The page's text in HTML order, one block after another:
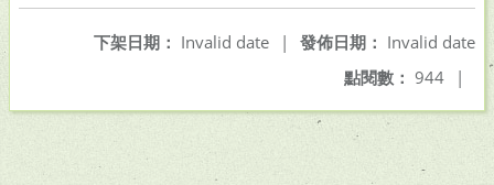
發佈日期： Invalid date
下架日期： Invalid date
|
點閱數： 944 |